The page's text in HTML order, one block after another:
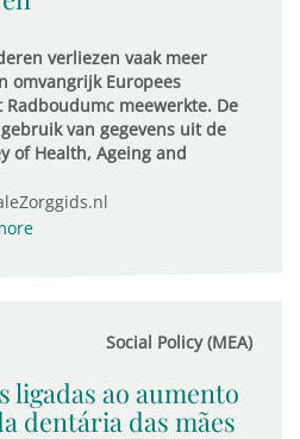
verliezen vaak meer
omvangrijk Europees
meewerkte. De
van gegevens uit de
of Health, Ageing and
Social Policy (MEA)
ligadas ao aumento
dentária das mães